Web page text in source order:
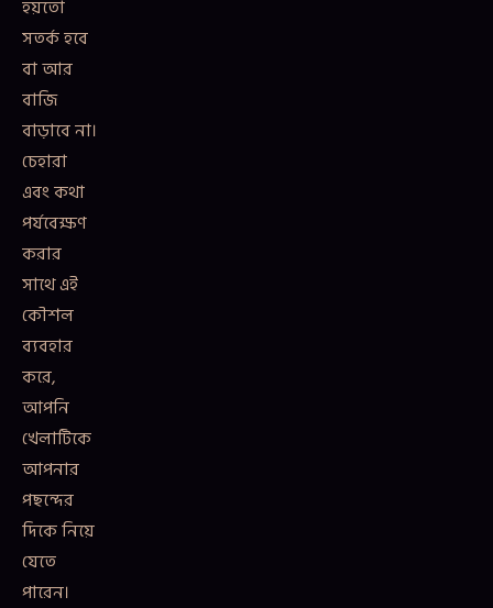
হয়তো
সতর্ক হবে
বা আর
বাজি
বাড়াবে না।
চেহারা
এবং কথা
পর্যবেক্ষণ
করার
সাথে এই
কৌশল
ব্যবহার
করে,
আপনি
খেলাটিকে
আপনার
পছন্দের
দিকে নিয়ে
যেতে
পারেন।